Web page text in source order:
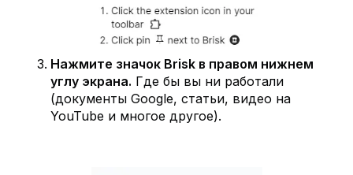
Нажмите значок Brisk в правом нижнем
углу экрана. Где бы вы ни работали
(документы Google, статьи, видео на
YouTube и многое другое).